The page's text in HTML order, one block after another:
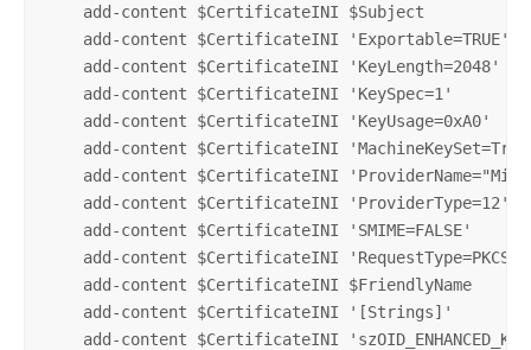
    add-content $CertificateINI $Subject
    add-content $CertificateINI 'Exportable=TRUE'
    add-content $CertificateINI 'KeyLength=2048'
    add-content $CertificateINI 'KeySpec=1'
    add-content $CertificateINI 'KeyUsage=0xA0'
add-content $CertificateINI
add-content $CertificateINI
    add-content $CertificateINI 'ProviderType=12'
    add-content $CertificateINI 'SMIME=FALSE'
add-content $CertificateINI
    add-content $CertificateINI $FriendlyName
    add-content $CertificateINI '[Strings]'
add-content $CertificateINI